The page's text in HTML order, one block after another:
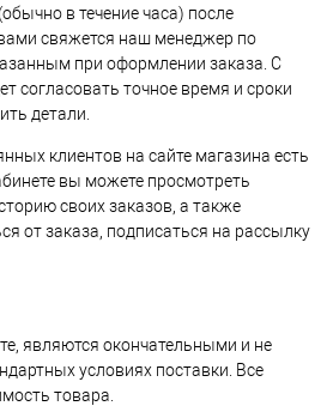
в течение часа) после
свяжется наш менеджер по
при оформлении заказа. С
согласовать точное время и сроки
детали.
клиентов на сайте магазина есть
вы можете просмотреть
своих заказов, а также
от заказа, подписаться на рассылку
являются окончательными и не
условиях поставки. Все
товара.